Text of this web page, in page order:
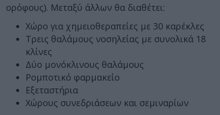
ορόφους). Μεταξύ άλλων θα διαθέτει:
Χώρο για χημειοθεραπείες με 30 καρέκλες
Τρεις θαλάμους νοσηλείας με συνολικά 18
κλίνες
Δύο μονόκλινους θαλάμους
Ρομποτικό φαρμακείο
Εξεταστήρια
Χώρους συνεδριάσεων και σεμιναρίων